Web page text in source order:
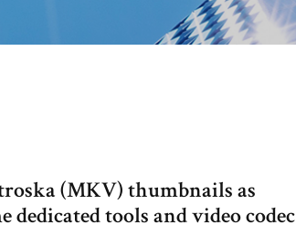
(MKV) thumbnails as
dedicated tools and video codec